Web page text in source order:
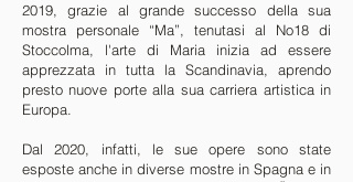
2019, grazie al grande successo della sua
mostra personale “Ma”, tenutasi al No18 di
Stoccolma, l'arte di Maria inizia ad essere
apprezzata in tutta la Scandinavia, aprendo
presto nuove porte alla sua carriera artistica in
Europa.
Dal 2020, infatti, le sue opere sono state
esposte anche in diverse mostre in Spagna e in